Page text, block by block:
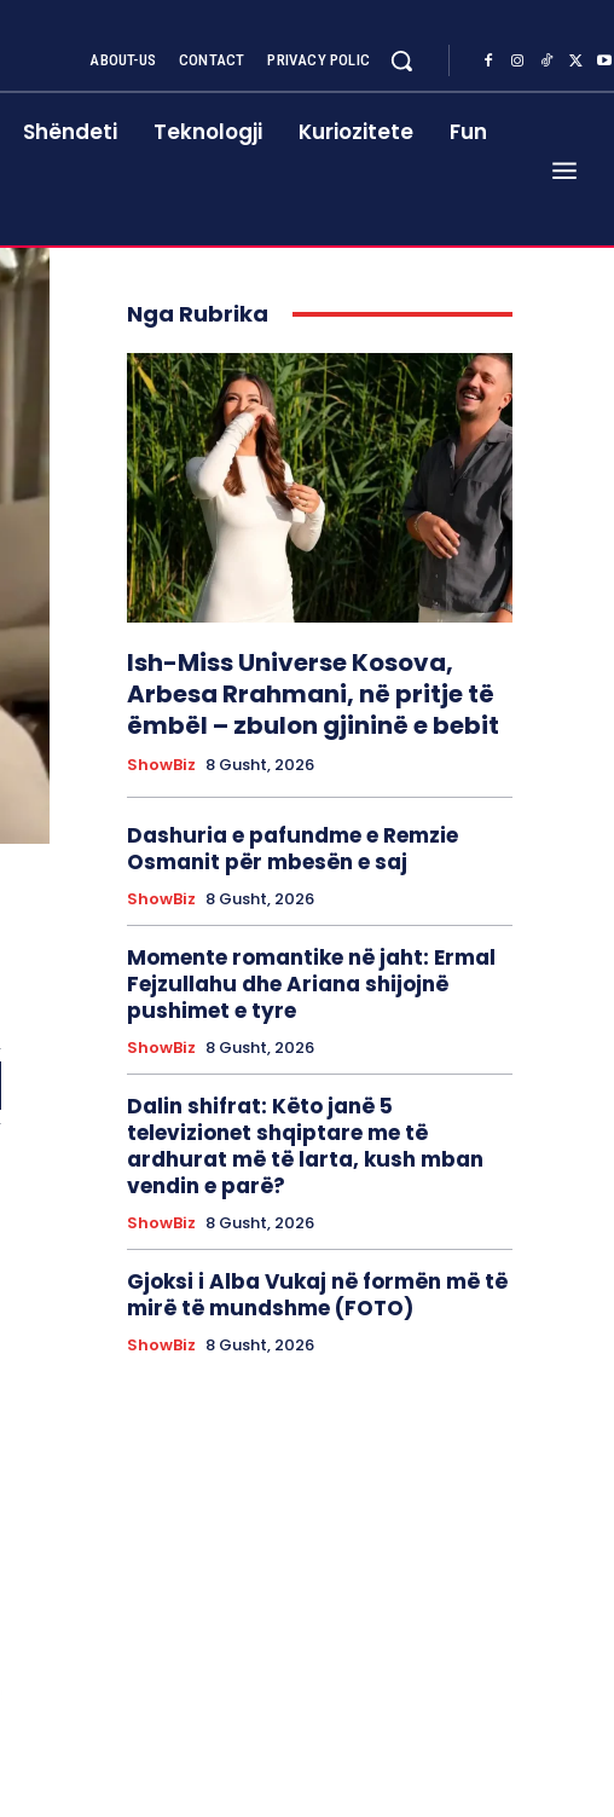
ABOUT-US CONTACT PRIVACY POLIC
Shëndeti Teknologji Kuriozitete Fun
Nga Rubrika
Ish-Miss Universe Kosova,
Arbesa Rrahmani, në pritje të
ëmbël – zbulon gjininë e bebit
ShowBiz 8 Gusht, 2026
Dashuria e pafundme e Remzie
Osmanit për mbesën e saj
ShowBiz 8 Gusht, 2026
Momente romantike në jaht: Ermal
Fejzullahu dhe Ariana shijojnë
pushimet e tyre
ShowBiz 8 Gusht, 2026
Dalin shifrat: Këto janë 5
televizionet shqiptare me të
ardhurat më të larta, kush mban
vendin e parë?
ShowBiz 8 Gusht, 2026
Gjoksi i Alba Vukaj në formën më të
mirë të mundshme (FOTO)
ShowBiz 8 Gusht, 2026